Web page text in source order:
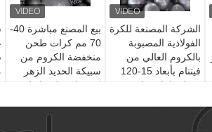
بيع المصنع مباشرة 40-
70 مم كرات طحن
منخفضة الكروم من
سبيكة الحديد الزهر
كرة طحن لوسائط
الشركة المصنعة للكرة
الفولاذية المصبوبة
بالكروم العالي من
فيتنام بأبعاد 15-120
مم لصناعات طحن